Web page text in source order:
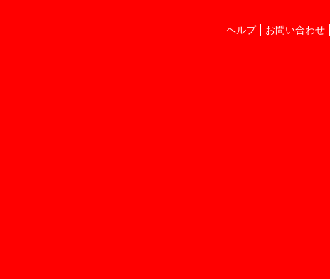
ヘルプ
お問い合わせ